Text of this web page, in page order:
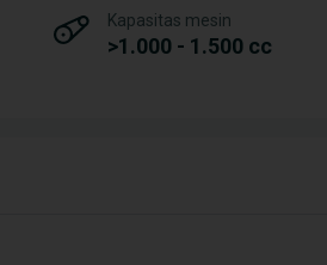
Kapasitas mesin
>1.000 - 1.500 cc